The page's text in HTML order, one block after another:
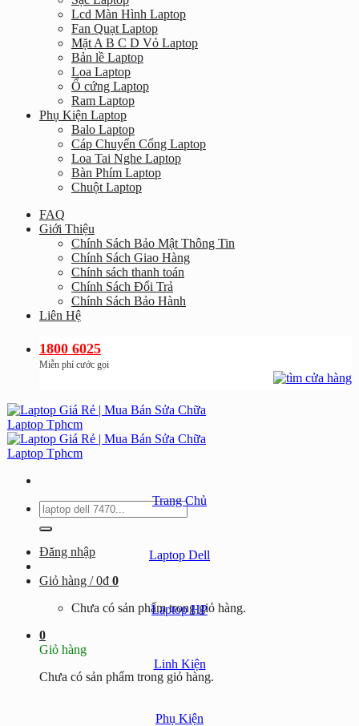
Lcd Màn Hình Laptop
Fan Quạt Laptop
Mặt A B C D Vỏ Laptop
Bản lề Laptop
Loa Laptop
Ổ cứng Laptop
Ram Laptop
Phụ Kiện Laptop
Balo Laptop
Cáp Chuyển Cổng Laptop
Loa Tai Nghe Laptop
Bàn Phím Laptop
Chuột Laptop
FAQ
Giới Thiệu
Chính Sách Bảo Mật Thông Tin
Chính Sách Giao Hàng
Chính sách thanh toán
Chính Sách Đổi Trả
Chính Sách Bảo Hành
Liên Hệ
1800 6025
Miễn phí cước gọi
Tìm
kiếm:
Đăng nhập
Giỏ hàng /0₫ 0
Chưa có sản phẩm trong giỏ hàng.
0
Giỏ hàng
Chưa có sản phẩm trong giỏ hàng.
Trang Chủ
Laptop Dell
Laptop HP
Linh Kiện
Phụ Kiện